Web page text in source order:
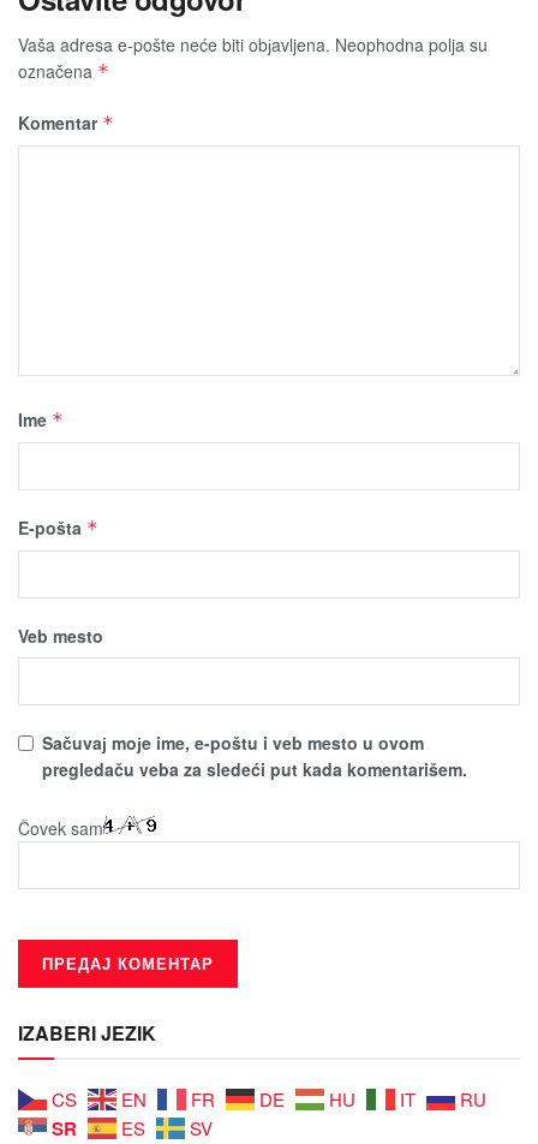
Vaša adresa e-pošte neće biti obјavljena. Neophodna polja su
označena *
Komentar *
Ime *
E-pošta *
Veb mesto
Sačuvaј moјe ime, e-poštu i veb mesto u ovom
pregledaču veba za sledeći put kada komentarišem.
Čovek sam
IZABERI JEZIK
CS EN FR DE HU IT RU
SR ES SV